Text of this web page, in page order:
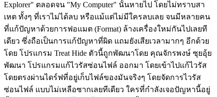
Explorer" ตลอดจน "My Computer" นั้นหายไป โดยไม่ทราบสา
เหต ทั้งๆ ที่เราไม่ได้ลบ หรือแม้แต่ไม่มีใครลบเลย จนมีหลายคน
ที่แก้ปัญหาด้วยการฟอแมต (Format) ล้างเครื่องใหม่กันไปเลยที
เดียว ซึ่งถือเป็นการแก้ปัญหาที่ผิด แถมยังเสียเวลามากๆ อีกด้วย
โดย โปรแกรม Treat Hide ตัวนี้ถูกพัฒนาโดย คุณจักรพงษ์ ซุยอุ้ย
พัฒนา โปรแกรมแก้ไวรัสซ่อนไฟล์ ออกมา โดยเข้าไปแก้ไวรัส
โดยตรงผ่านไดร์ฟที่อยู่เก็บไฟล์ของมันจริงๆ โดยจัดการไวรัส
ซ่อนไฟล์ แบบไม่เหลือซากเลยทีเดียว ใครที่กำลังเจอปัญหานี้อยู่